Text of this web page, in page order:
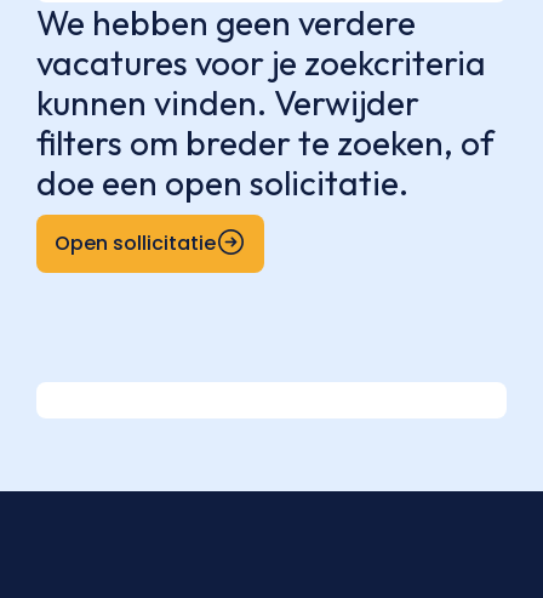
We hebben geen verdere
vacatures voor je zoekcriteria
kunnen vinden. Verwijder
filters om breder te zoeken, of
doe een open solicitatie.
Open sollicitatie